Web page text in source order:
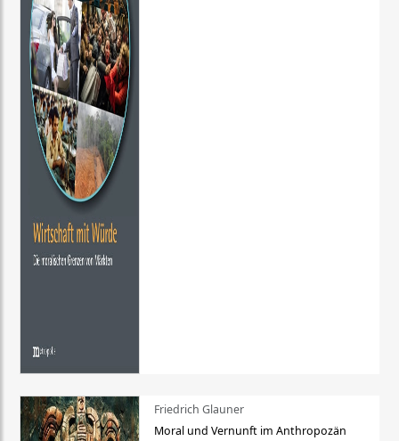
Friedrich Glauner
Moral und Vernunft im Anthropozän